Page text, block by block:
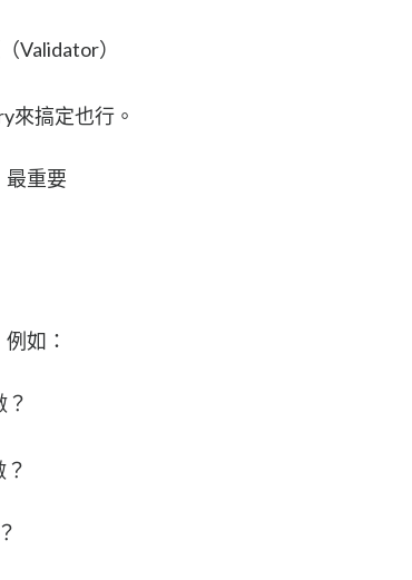
Validator）
來搞定也行。
最重要
如：